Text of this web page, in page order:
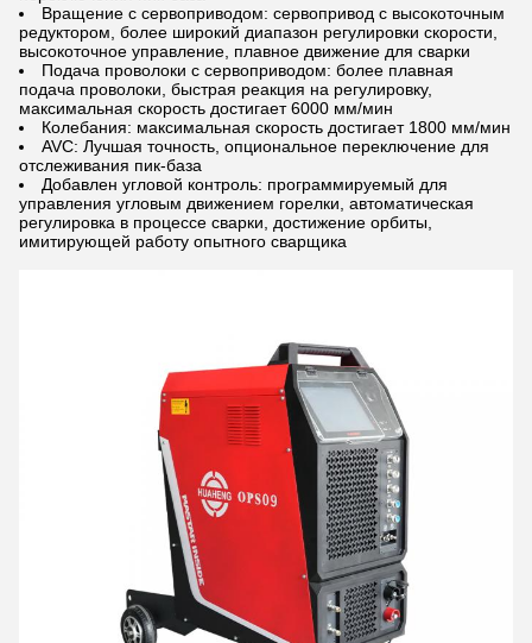
Вращение с сервоприводом: сервопривод с высокоточным
редуктором, более широкий диапазон регулировки скорости,
высокоточное управление, плавное движение для сварки
Подача проволоки с сервоприводом: более плавная
подача проволоки, быстрая реакция на регулировку,
максимальная скорость достигает 6000 мм/мин
Колебания: максимальная скорость достигает 1800 мм/мин
AVC: Лучшая точность, опциональное переключение для
отслеживания пик-база
Добавлен угловой контроль: программируемый для
управления угловым движением горелки, автоматическая
регулировка в процессе сварки, достижение орбиты,
имитирующей работу опытного сварщика